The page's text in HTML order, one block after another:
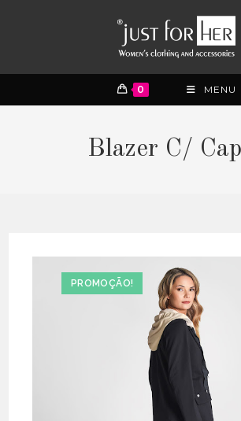
0 MENU
Blazer C/
PROMOÇÃO!